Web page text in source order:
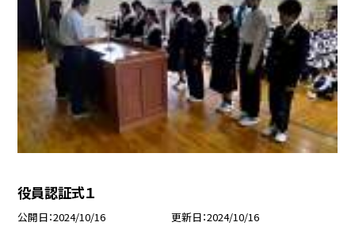
役員認証式１
公開日 2024/10/16 更新日 2024/10/16